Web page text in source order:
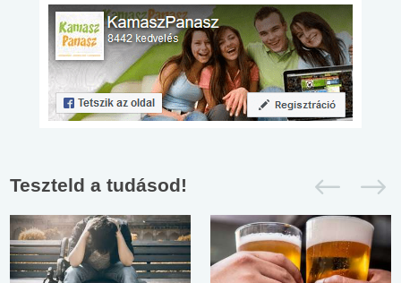
Teszteld a tudásod!